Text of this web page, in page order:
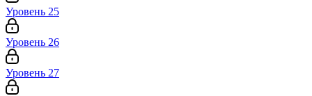
Уровень 25
Уровень 26
Уровень 27